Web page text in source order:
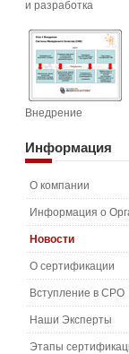
и разработка
Внедрение
Информация
О компании
Информация о
Новости
О сертификации
Вступление в СРО
Наши Эксперты
Этапы